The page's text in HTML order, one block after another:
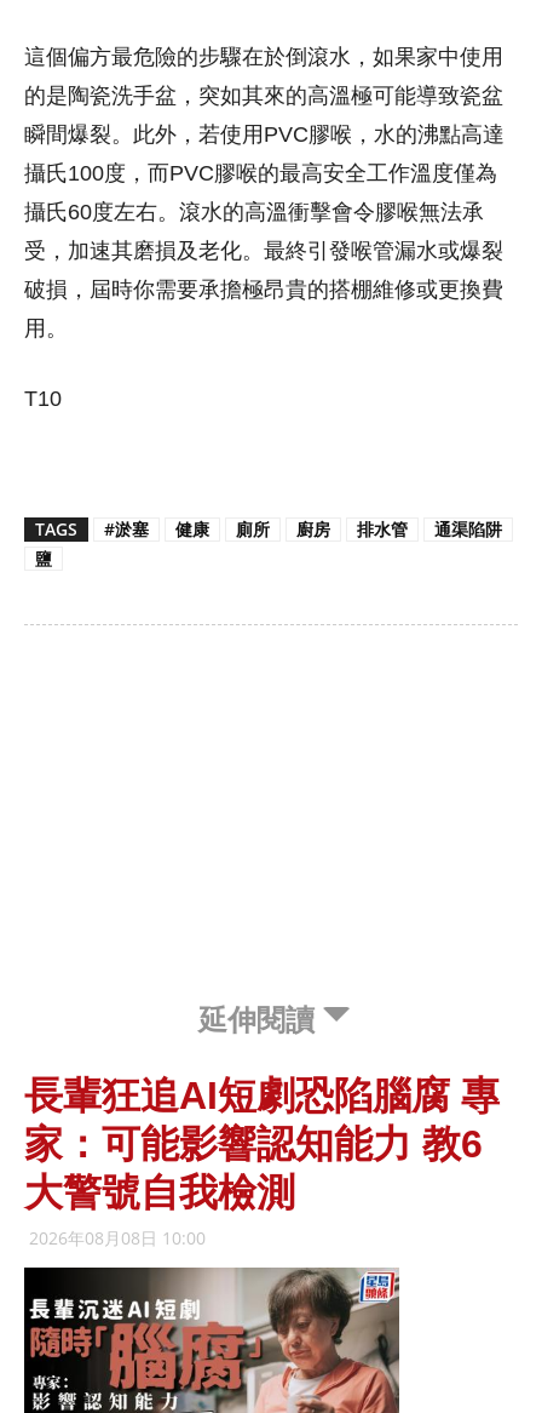
這個偏方最危險的步驟在於倒滾水，如果家中使用
的是陶瓷洗手盆，突如其來的高溫極可能導致瓷盆
瞬間爆裂。此外，若使用PVC膠喉，水的沸點高達
攝氏100度，而PVC膠喉的最高安全工作溫度僅為
攝氏60度左右。滾水的高溫衝擊會令膠喉無法承
受，加速其磨損及老化。最終引發喉管漏水或爆裂
破損，屆時你需要承擔極昂貴的搭棚維修或更換費
用。
T10
TAGS #淤塞 健康 廁所 廚房 排水管
通渠陷阱
鹽
延伸閱讀
長輩狂追AI短劇恐陷腦腐 專
家：可能影響認知能力 教6
大警號自我檢測
2026年08月08日 10:00